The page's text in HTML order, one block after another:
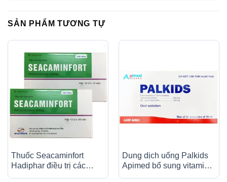
SẢN PHẨM TƯƠNG TỰ
Thuốc Seacaminfort
Hadiphar điều trị các
Dung dịch uống Palkids
Apimed bổ sung vitamin,